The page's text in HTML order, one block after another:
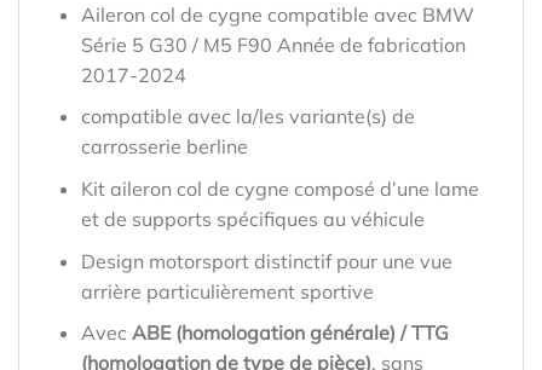
Aileron col de cygne compatible avec BMW
Série 5 G30 / M5 F90 Année de fabrication
2017-2024
compatible avec la/les variante(s) de
carrosserie berline
Kit aileron col de cygne composé d’une lame
et de supports spécifiques au véhicule
Design motorsport distinctif pour une vue
arrière particulièrement sportive
Avec ABE (homologation générale) / TTG
(homologation de type de pièce), sans